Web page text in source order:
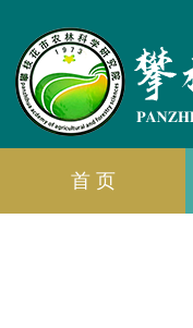
首 页